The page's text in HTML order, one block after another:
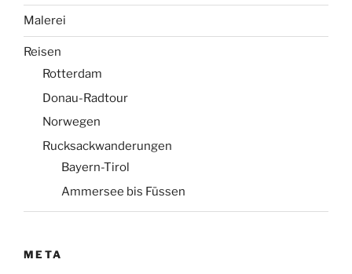
Malerei
Reisen
Rotterdam
Donau-Radtour
Norwegen
Rucksackwanderungen
Bayern-Tirol
Ammersee bis Füssen
META